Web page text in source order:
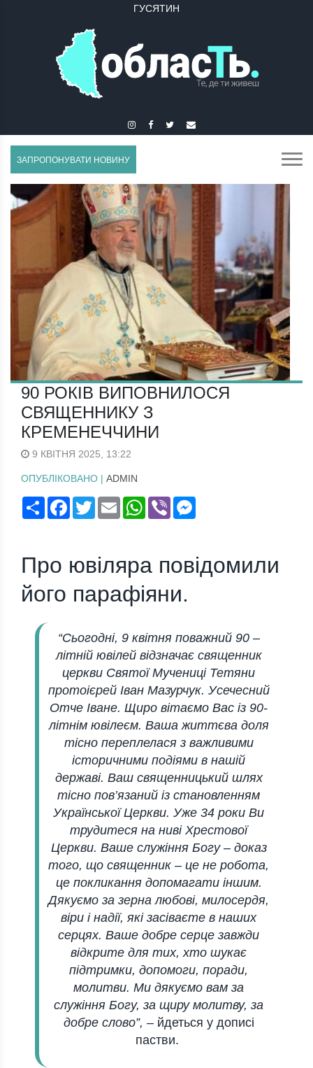
ГУСЯТИН
ЗАПРОПОНУВАТИ НОВИНУ
90 РОКІВ ВИПОВНИЛОСЯ
СВЯЩЕННИКУ З
КРЕМЕНЕЧЧИНИ
9 КВІТНЯ 2025, 13:22
ОПУБЛІКОВАНО | ADMIN
ПоширитиFacebook
TwitterEmail WhatsApp
Viber
Про ювіляра повідомили
його парафіяни.
“Сьогодні, 9 квітня поважний 90 –
літній ювілей відзначає священник
церкви Святої Мучениці Тетяни
протоієрей Іван Мазурчук. Усечесний
Отче Іване. Щиро вітаємо Вас із 90-
літнім ювілеєм. Ваша життєва доля
тісно переплелася з важливими
історичними подіями в нашій
державі. Ваш священницький шлях
тісно пов’язаний із становленням
Української Церкви. Уже 34 роки Ви
трудитеся на ниві Хрестової
Церкви. Ваше служіння Богу – доказ
того, що священник – це не робота,
це покликання допомагати іншим.
Дякуємо за зерна любові, милосердя,
віри і надії, які засіваєте в наших
серцях. Ваше добре серце завжди
відкрите для тих, хто шукає
підтримки, допомоги, поради,
молитви. Ми дякуємо вам за
служіння Богу, за щиру молитву, за
добре слово”, –йдеться у дописі
пастви.